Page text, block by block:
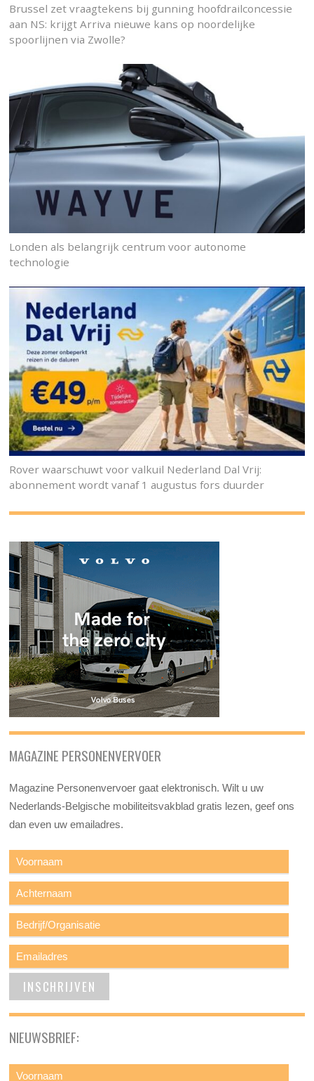
Brussel zet vraagtekens bij gunning hoofdrailconcessie
aan NS: krijgt Arriva nieuwe kans op noordelijke
spoorlijnen via Zwolle?
Londen als belangrijk centrum voor autonome
technologie
Rover waarschuwt voor valkuil Nederland Dal Vrij:
abonnement wordt vanaf 1 augustus fors duurder
MAGAZINE PERSONENVERVOER
Magazine Personenvervoer gaat elektronisch. Wilt u uw
Nederlands-Belgische mobiliteitsvakblad gratis lezen, geef ons
dan even uw emailadres.
NIEUWSBRIEF: